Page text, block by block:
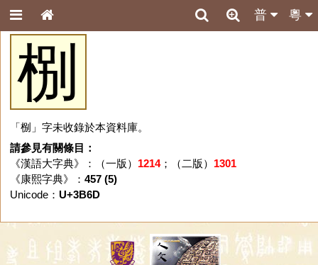
粵
普
㭭
「㭭」字未收錄於本資料庫。
請參見有關條目：
《漢語大字典》：（一版） 1214；（二版） 1301
《康熙字典》： 457 (5)
Unicode： U+3B6D